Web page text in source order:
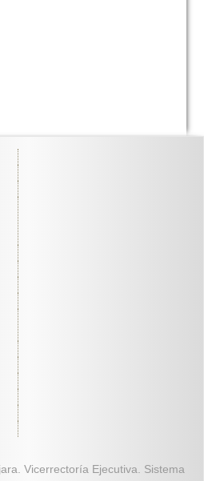
Vicerrectoría Ejecutiva. Sistema